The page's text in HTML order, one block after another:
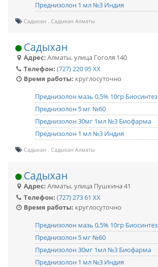
Преднизолон 1 мл №3 Индия
Садыхан Садыхан Алматы
Садыхан
Адрес: Алматы,улица Гоголя 140
Телефон: (727) 220 95 XX
Время работы: круглосуточно
Преднизолон мазь 0,5% 10гр Биосинтез
Преднизолон 5 мг №60
Преднизолон 30мг 1мл №3 Биофарма
Преднизолон 1 мл №3 Индия
Садыхан Садыхан Алматы
Садыхан
Адрес: Алматы,улица Пушкина 41
Телефон: (727) 273 61 XX
Время работы: круглосуточно
Преднизолон мазь 0,5% 10гр Биосинтез
Преднизолон 5 мг №60
Преднизолон 30мг 1мл №3 Биофарма
Преднизолон 1 мл №3 Индия